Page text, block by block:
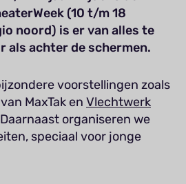
(10 t/m 18
noord) is er van alles te
als achter de schermen.
voorstellingen zoals
van MaxTak en Vlechtwerk
organiseren we
speciaal voor jonge